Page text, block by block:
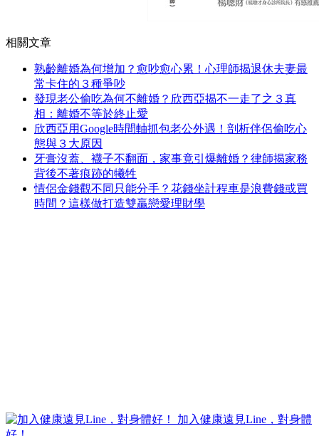
相關文章
熟齡離婚為何增加？愈吵愈心累！心理師揭退休夫妻最
常卡住的３種爭吵
發現老公偷吃為何不離婚？欣西亞揭不一走了之３真
相：離婚不等於終止愛
欣西亞用Google時間軸抓包老公外遇！剖析伴侶偷吃心
態與３大原因
牙膏沒蓋、襪子不翻面，家事竟引爆離婚？律師揭家務
背後不著痕跡的犧牲
情侶金錢觀不同只能分手？花錢坐計程車是浪費錢或買
時間？這樣做打造雙贏戀愛理財學
加入健康遠見Line，對身體